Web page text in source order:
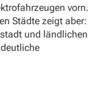
vorn.
Städte zeigt aber:
und ländlichen